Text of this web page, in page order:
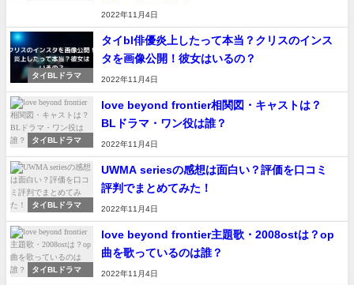
2022年11月4日
タイBLドラマ
タイbl俳優炎上したって本当？クリスのインス
タを画像公開！彼女はいるの？
2022年11月4日
タイBLドラマ
love beyond frontier相関図・キャストは？
BLドラマ・ワン役は誰？
2022年11月4日
タイBLドラマ
UWMA seriesの感想は面白い？評価を口コミ
評判でまとめてみた！
2022年11月4日
タイBLドラマ
love beyond frontier主題歌・2008ostは？op
曲を歌っているのは誰？
2022年11月4日